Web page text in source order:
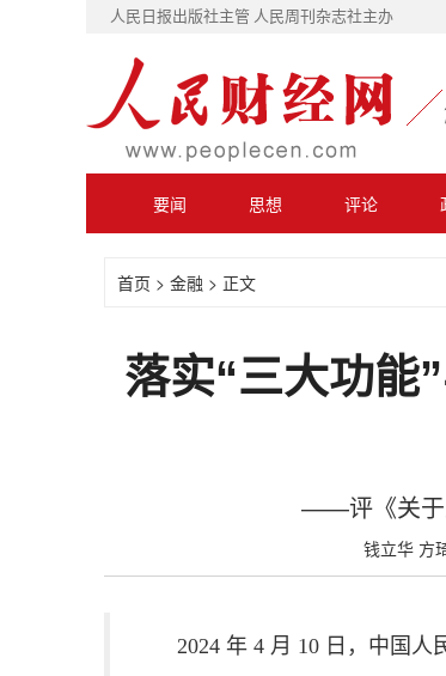
人民日报出版社主管 人民周刊杂志社主办
要闻 思想 评论
首页 > 金融 > 正文
落实“三大功能
——评《关于
钱立华 方
2024 年 4 月 10 日，中国